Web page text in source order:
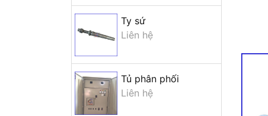
Ty sứ
Liên hệ
Tủ phân phối
Liên hệ